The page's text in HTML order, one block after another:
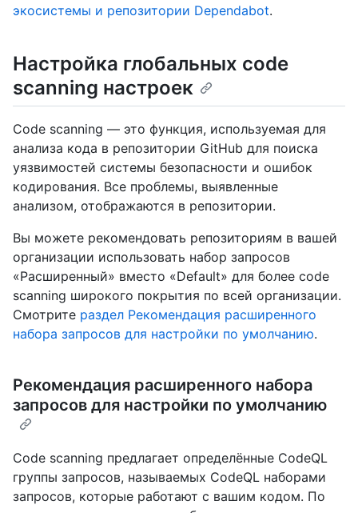
экосистемы и репозитории Dependabot.
Настройка глобальных code
scanning настроек
Code scanning — это функция, используемая для
анализа кода в репозитории GitHub для поиска
уязвимостей системы безопасности и ошибок
кодирования. Все проблемы, выявленные
анализом, отображаются в репозитории.
Вы можете рекомендовать репозиториям в вашей
организации использовать набор запросов
«Расширенный» вместо «Default» для более code
scanning широкого покрытия по всей организации.
Смотрите раздел Рекомендация расширенного
набора запросов для настройки по умолчанию.
Рекомендация расширенного набора
запросов для настройки по умолчанию
Code scanning предлагает определённые CodeQL
группы запросов, называемых CodeQL наборами
запросов, которые работают с вашим кодом. По